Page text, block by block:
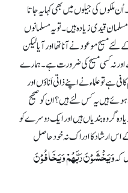
ملکوں کی جیلوں میں بھی کہا یہ جاتا
قیدی زیادہ ہیں۔ تو یہ مسلمانوں
مسیح موعودنے آنا تھا اور آیا لیکن
اور نہ کسی مسیح کی ضرورت ہے۔ ہمارے
ہے تو علماء نے اپنے ذاتی اَناؤں اور
ہیں یہ کس لئے ہیں؟ ان کو صحیح
گروہ بندیاں ہیں اور ایک دوسرے کو
اس ارشاد کا ادراک نہ خود حاصل
کہوَیَخْشَوْنَ رَبَّھُمْ وَیَخَافُوْنَ